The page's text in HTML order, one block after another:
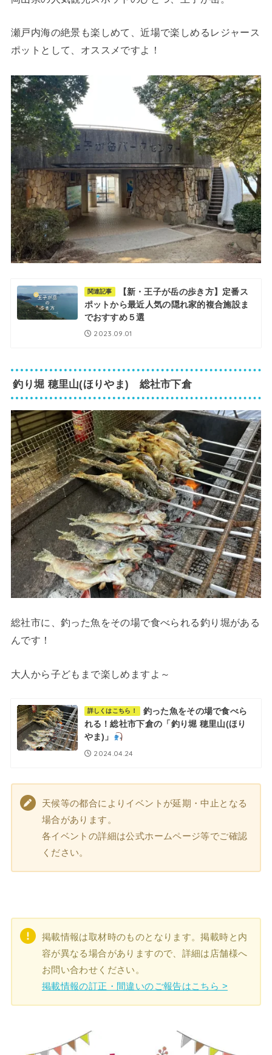
瀬戸内海の絶景も楽しめて、近場で楽しめるレジャース
ポットとして、オススメですよ！
関連記事
【新・王子が岳の歩き方】定番ス
ポットから最近人気の隠れ家的複合施設ま
でおすすめ５選
2023.09.01
釣り堀 穂里山(ほりやま) 総社市下倉
総社市に、釣った魚をその場で食べられる釣り堀がある
んです！
大人から子どもまで楽しめますよ～
詳しくはこちら！
釣った魚をその場で食べら
れる！総社市下倉の「釣り堀 穂里山(ほり
やま)」
2024.04.24
天候等の都合によりイベントが延期・中止となる
場合があります。
各イベントの詳細は公式ホームページ等でご確認
ください。
掲載情報は取材時のものとなります。掲載時と内
容が異なる場合がありますので、詳細は店舗様へ
お問い合わせください。
掲載情報の訂正・間違いのご報告はこちら >